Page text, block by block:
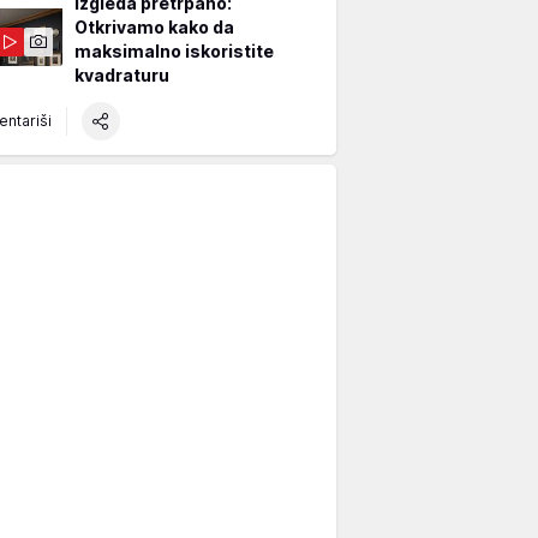
Otkrivamo kako da
maksimalno iskoristite
kvadraturu